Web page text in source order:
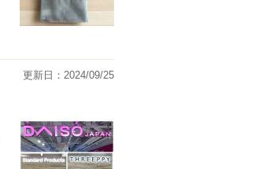
更新日：2024/09/25